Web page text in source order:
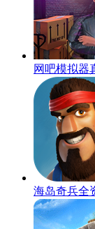
网吧模拟器
海岛奇兵全